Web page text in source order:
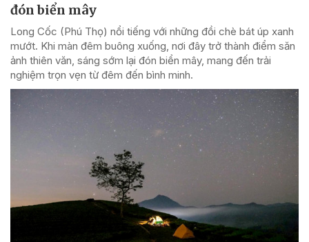
đón biển mây
Long Cốc (Phú Thọ) nổi tiếng với những đồi chè bát úp xanh
mướt. Khi màn đêm buông xuống, nơi đây trở thành điểm săn
ảnh thiên văn, sáng sớm lại đón biển mây, mang đến trải
nghiệm trọn vẹn từ đêm đến bình minh.